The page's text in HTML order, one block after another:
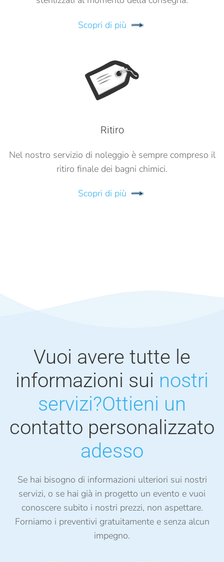
Scopri di più
Ritiro
Nel nostro servizio di noleggio è sempre compreso il
ritiro finale dei bagni chimici.
Scopri di più
Vuoi avere tutte le
informazioni sui nostri
servizi?Ottieni un
contatto personalizzato
adesso
Se hai bisogno di informazioni ulteriori sui nostri
servizi, o se hai già in progetto un evento e vuoi
conoscere subito i nostri prezzi, non aspettare.
Forniamo i preventivi gratuitamente e senza alcun
impegno.